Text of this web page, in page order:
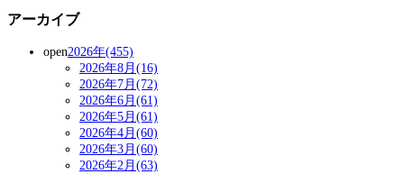
アーカイブ
open2026年(455)
2026年8月(16)
2026年7月(72)
2026年6月(61)
2026年5月(61)
2026年4月(60)
2026年3月(60)
2026年2月(63)